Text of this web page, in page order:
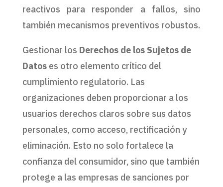
reactivos para responder a fallos, sino
también mecanismos preventivos robustos.
Gestionar los Derechos de los Sujetos de
Datoses otro elemento crítico del
cumplimiento regulatorio. Las
organizaciones deben proporcionar a los
usuarios derechos claros sobre sus datos
personales, como acceso, rectificación y
eliminación. Esto no solo fortalece la
confianza del consumidor, sino que también
protege a las empresas de sanciones por